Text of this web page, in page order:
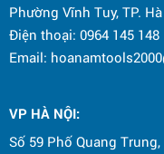
Phường Vĩnh Tuy, TP.
Điện thoại: 0964 145 148
Email:
VP HÀ NỘI:
Số 59 Phố Quang Trung,